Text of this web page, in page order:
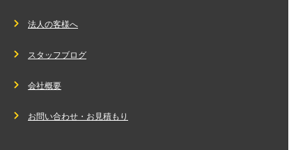
法人の客様へ
スタッフブログ
会社概要
お問い合わせ・お見積もり